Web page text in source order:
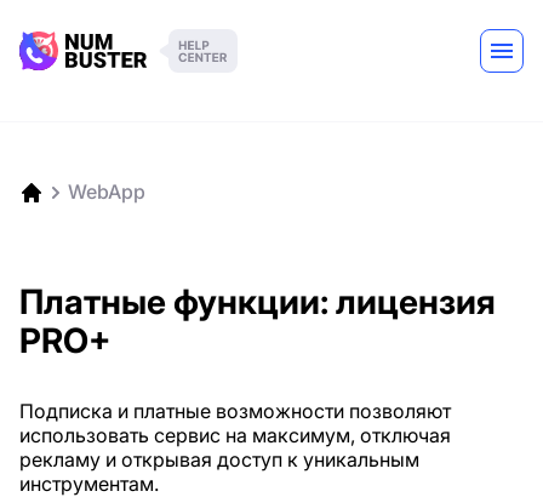
WebApp
Платные функции: лицензия
PRO+
Подписка и платные возможности позволяют
использовать сервис на максимум, отключая
рекламу и открывая доступ к уникальным
инструментам.